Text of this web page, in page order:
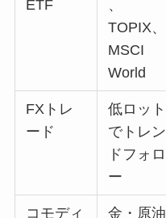
ETF
、
TOPIX、
MSCI
World
FXトレ
ード
低ロット
でトレン
ドフォロ
ー
コモディ
金・原油